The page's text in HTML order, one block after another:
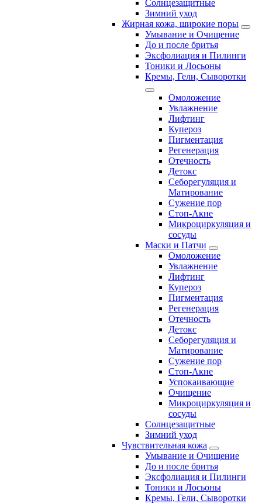
Солнцезащитные
Зимний уход
Жирная кожа, широкие поры
Умывание и Очищение
До и после бритья
Эксфолиация и Пилинги
Тоники и Лосьоны
Кремы, Гели, Сыворотки
Омоложение
Увлажнение
Лифтинг
Купероз
Пигментация
Регенерация
Отечность
Детокс
Себорегуляция и
Матирование
Сужение пор
Стоп-Акне
Микроциркуляция и
сосуды
Маски и Патчи
Омоложение
Увлажнение
Лифтинг
Купероз
Пигментация
Регенерация
Отечность
Детокс
Себорегуляция и
Матирование
Сужение пор
Стоп-Акне
Успокаивающие
Очищение
Микроциркуляция и
сосуды
Солнцезащитные
Зимний уход
Чувствительная кожа
Умывание и Очищение
До и после бритья
Эксфолиация и Пилинги
Тоники и Лосьоны
Кремы, Гели, Сыворотки